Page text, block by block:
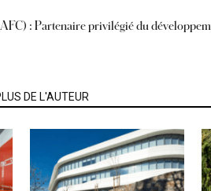
: Partenaire privilégié du
DE L'AUTEUR